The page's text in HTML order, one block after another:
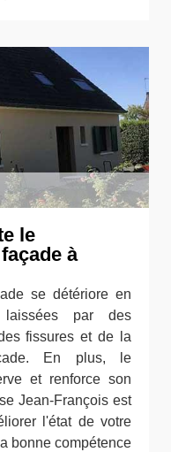
le
à
se détériore en
laissées par des
fissures et de la
En plus, le
et renforce son
Jean-François est
l'état de votre
bonne compétence